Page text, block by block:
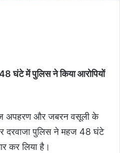
घंटे में पुलिस ने किया आरोपियों
अपहरण और जबरन वसूली के
दरवाजा पुलिस ने महज 48 घंटे
कर लिया है।